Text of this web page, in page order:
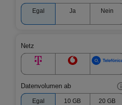
Egal Ja Nein
Netz
Datenvolumen ab
Egal 10 GB 20 GB